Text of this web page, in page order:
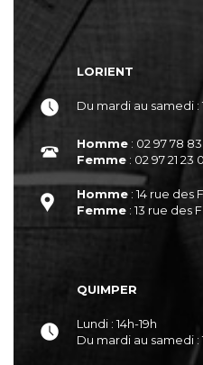
LORIENT
Du mardi au samedi :
Homme : 02 97 78
Femme : 02 97 21 23
Homme : 14 rue des
Femme : 13 rue des
QUIMPER
Lundi : 14h-19h
Du mardi au samedi :